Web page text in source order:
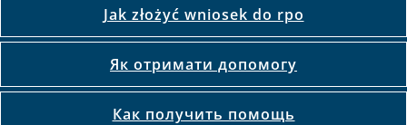
Jak złożyć wniosek do rpo
Як отримати допомогу
Как получить помощь